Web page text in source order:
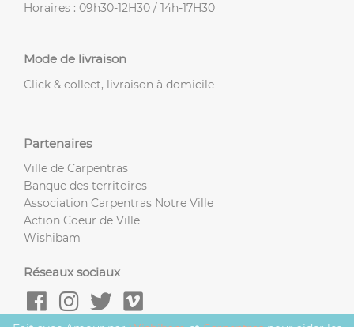
Horaires : 09h30-12H30 / 14h-17H30
Mode de livraison
Click & collect, livraison à domicile
Partenaires
Ville de Carpentras
Banque des territoires
Association Carpentras Notre Ville
Action Coeur de Ville
Wishibam
Réseaux sociaux